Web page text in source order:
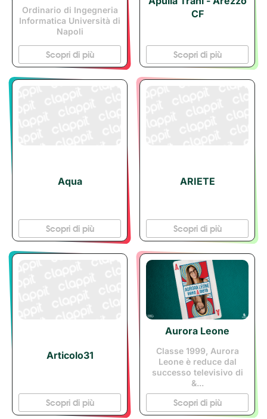
Ordinario di Ingegneria
Informatica Università di
Napoli
Scopri di più
CF
Scopri di più
Aqua
Scopri di più
ARIETE
Scopri di più
Articolo31
Scopri di più
Aurora Leone
Classe 1999, Aurora
Leone è reduce dal
successo televisivo di
&...
Scopri di più